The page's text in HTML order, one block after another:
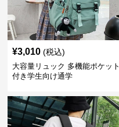
¥3,010 (税込)
大容量リュック 多機能ポケット
付き学生向け通学